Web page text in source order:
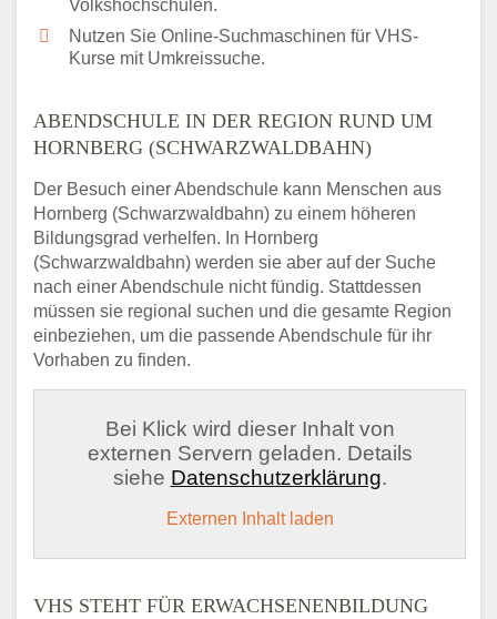
Volkshochschulen.
Nutzen Sie Online-Suchmaschinen für VHS-
Kurse mit Umkreissuche.
ABENDSCHULE IN DER REGION RUND UM
HORNBERG (SCHWARZWALDBAHN)
Der Besuch einer Abendschule kann Menschen aus
Hornberg (Schwarzwaldbahn) zu einem höheren
Bildungsgrad verhelfen. In Hornberg
(Schwarzwaldbahn) werden sie aber auf der Suche
nach einer Abendschule nicht fündig. Stattdessen
müssen sie regional suchen und die gesamte Region
einbeziehen, um die passende Abendschule für ihr
Vorhaben zu finden.
Bei Klick wird dieser Inhalt von
externen Servern geladen. Details
siehe Datenschutzerklärung.
Externen Inhalt laden
VHS STEHT FÜR ERWACHSENENBILDUNG